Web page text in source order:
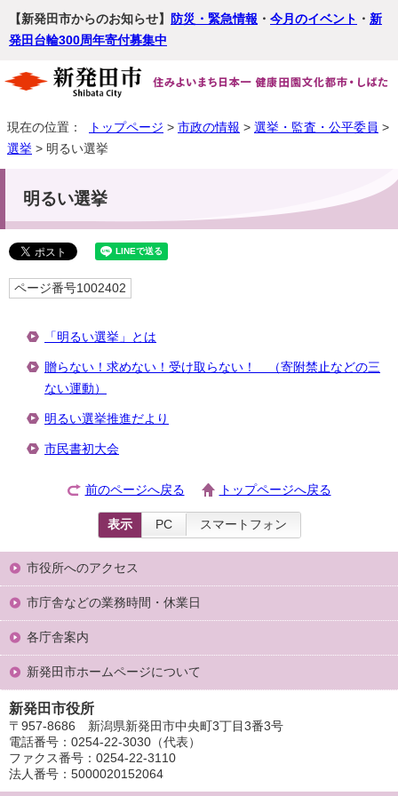
【新発田市からのお知らせ】 防災・緊急情報 ・ 今月のイベント ・ 新
発田台輪300周年寄付募集中
現在の位置： トップページ > 市政の情報 > 選挙・監査・公平委員 >
選挙 > 明るい選挙
明るい選挙
ページ番号1002402
「明るい選挙」とは
贈らない！求めない！受け取らない！ （寄附禁止などの三
ない運動）
明るい選挙推進だより
市民書初大会
前のページへ戻る トップページへ戻る
表示 PC スマートフォン
市役所へのアクセス
市庁舎などの業務時間・休業日
各庁舎案内
新発田市ホームページについて
新発田市役所
〒957-8686 新潟県新発田市中央町3丁目3番3号
電話番号：0254-22-3030（代表）
ファクス番号：0254-22-3110
法人番号：5000020152064